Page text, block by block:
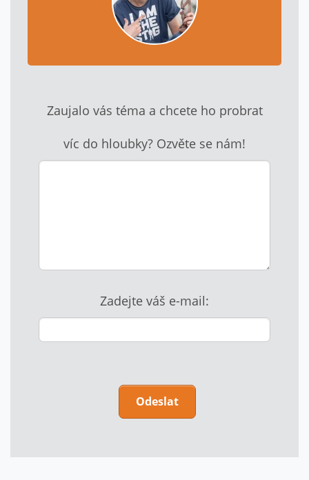
Zaujalo vás téma a chcete ho probrat
víc do hloubky? Ozvěte se nám!
Zadejte váš e-mail: